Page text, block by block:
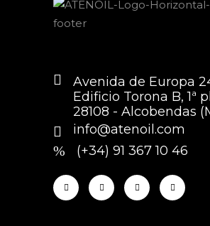
Avenida de Europa
Edificio Torona B, 1ª
28108 - Alcobendas
info@atenoil.com
(+34) 91 367 10 46